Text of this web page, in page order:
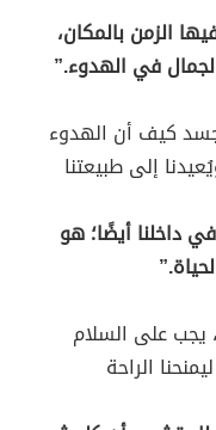
الزمن بالمكان،
في الهدوء.”
كيف أن الهدوء
إلى طبيعتنا
داخلنا أيضًا؛ هو
يجب على السلام
الراحة